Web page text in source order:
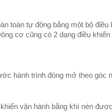
toàn tự động bằng một bộ
cơ cũng có 2 dạng điều
hành trình đóng mở theo
vận hành bằng khí nén